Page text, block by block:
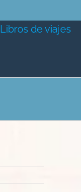
Libros de viajes